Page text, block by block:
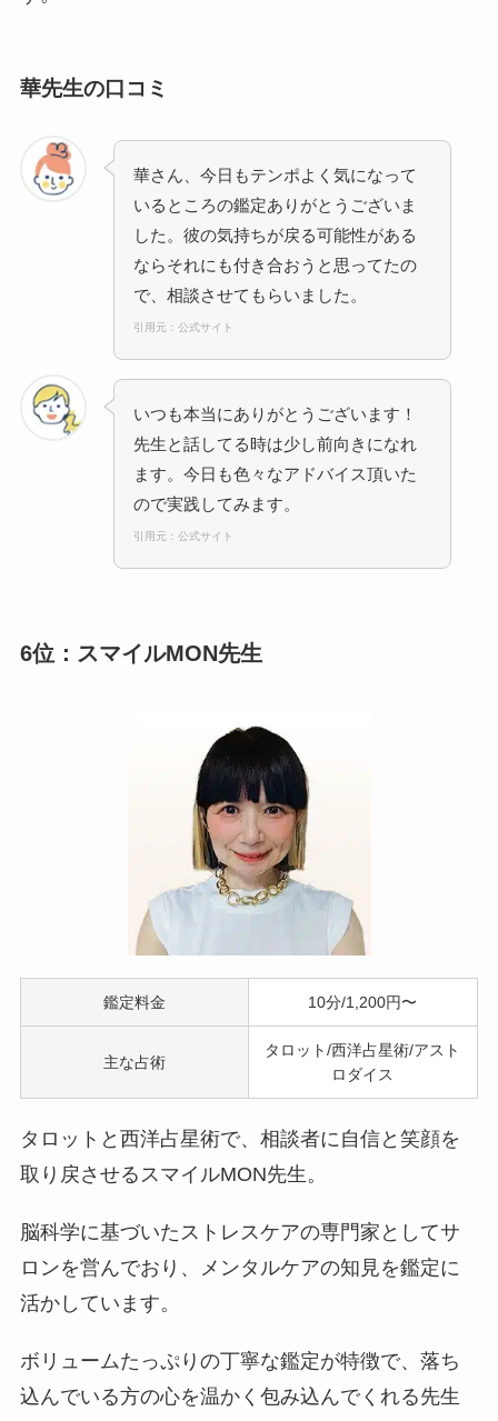
華先生の口コミ
華さん、今日もテンポよく気になって
いるところの鑑定ありがとうございま
した。彼の気持ちが戻る可能性がある
ならそれにも付き合おうと思ってたの
で、相談させてもらいました。
引用元：公式サイト
いつも本当にありがとうございます！
先生と話してる時は少し前向きになれ
ます。今日も色々なアドバイス頂いた
ので実践してみます。
引用元：公式サイト
6位：スマイルMON先生
鑑定料金 10分/1,200円〜
主な占術
タロット/西洋占星術/アスト
ロダイス
タロットと西洋占星術で、相談者に自信と笑顔を
取り戻させるスマイルMON先生。
脳科学に基づいたストレスケアの専門家としてサ
ロンを営んでおり、メンタルケアの知見を鑑定に
活かしています。
ボリュームたっぷりの丁寧な鑑定が特徴で、落ち
込んでいる方の心を温かく包み込んでくれる先生